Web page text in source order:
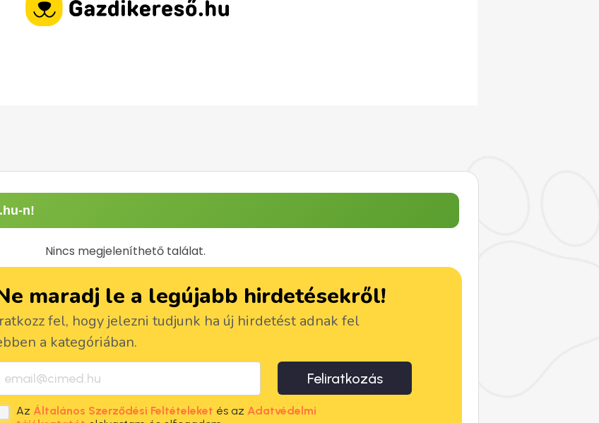
n!
Nincs megjeleníthető találat.
maradj le a legújabb hirdetésekről!
fel, hogy jelezni tudjunk ha új hirdetést adnak fel
a kategóriában.
Feliratkozás
Az Általános Szerződési Feltételeket és az Adatvédelmi